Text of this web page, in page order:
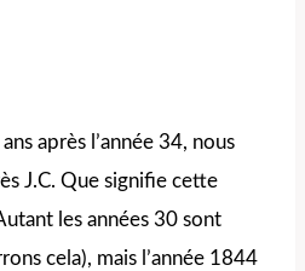
après l’année 34, nous
J.C. Que signifie cette
les années 30 sont
cela), mais l’année 1844